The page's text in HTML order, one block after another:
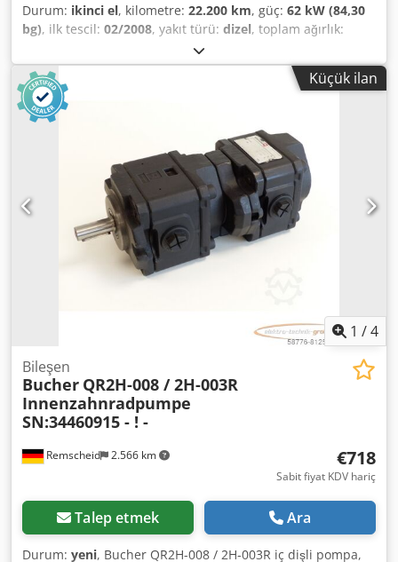
Durum: ikinci el, kilometre: 22.200 km, güç: 62 kW (84,30
bg), ilk tescil: 02/2008, yakıt türü: dizel, toplam ağırlık:
, emisyon sınıfı:
sayısı:2, Bucher Citycat 2020: Ön Tarafında Süpürme
Aparatı Bulunan Kompakt Süpürme Makinesi . Sorularınız
için: Durumu: Çok iyi * Üretici: Bucher * Model: CityCat
2020 * İyi görüş açısına sahip, kapalı kabin * Sol tarafta
yan fırça * Sağ tarafta yan fırça * Ön fırça * Vakum haznesi
----Fiyat: 12.900,00 Euro + %19 KDV Diğer sorularınız için
aşağıdaki telefon numaralarından bize ulaşabilirsiniz:
Konuştuğumuz diller: Almanca, İngilizce, Fransızca ve...?
Yazım hataları, yanlışlıklar ve önceden satış olasılığı
mahfuzdur. Crsdszphnxepfx Algof
Küçük ilan
1 /4
Remscheid 2.566 km
Bileşen
Bucher QR2H-008 / 2H-003R
Innenzahnradpumpe
SN:34460915 - ! -
€718
Sabit fiyat KDV hariç
Talep etmek Ara
Durum: yeni, Bucher QR2H-008 / 2H-003R iç dişli pompa,